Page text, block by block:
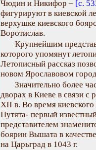
Чюдин и Никифор – [с.
фигурируют в киевской
верхушке киевского
Воротислав.
Крупнейшим
которого упомянут
Летописный рассказ
новом Ярославовом
Значительно более
дворах в Киеве в связи с
XII в. Во время киевского
Путята- первый
представителем
боярин Вышата в
на Царьград в 1043 г.